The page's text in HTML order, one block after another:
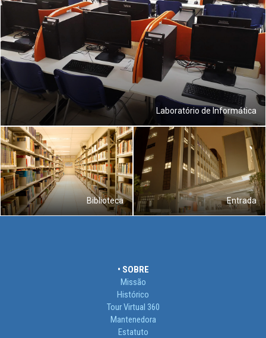
Laboratório de Informática
Biblioteca Entrada
• SOBRE
Missão
Histórico
Tour Virtual 360
Mantenedora
Estatuto